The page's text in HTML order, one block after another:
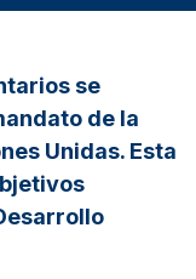
se
de la
Unidas. Esta